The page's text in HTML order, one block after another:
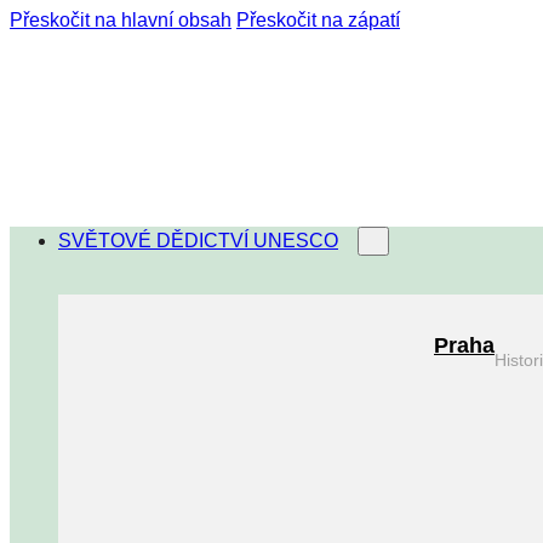
Přeskočit na hlavní obsah Přeskočit na zápatí
SVĚTOVÉ DĚDICTVÍ UNESCO
Praha